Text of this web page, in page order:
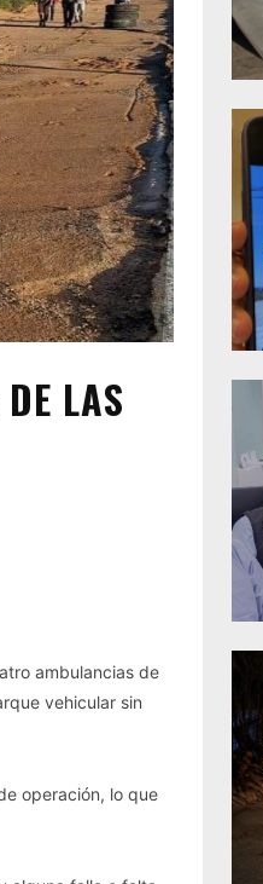
LAS
ambulancias de
vehicular sin
operación, lo que